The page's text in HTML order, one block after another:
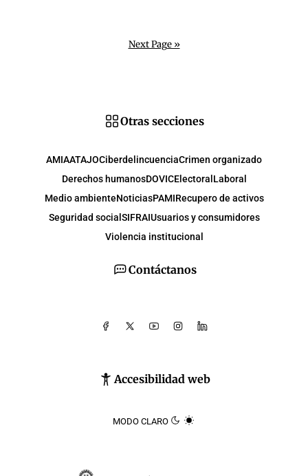
Next Page »
Contáctanos
Accesibilidad web
MODO CLARO
Otras secciones
AMIAATAJOCiberdelincuenciaCrimen organizado
Derechos humanosDOVICElectoral Laboral
Medio ambienteNoticiasPAMIRecupero de activos
Seguridad social SIFRAIUsuarios y consumidores
Violencia institucional